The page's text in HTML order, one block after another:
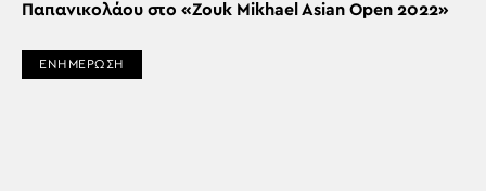
Παπανικολάου στο «Zouk Mikhael Asian Open 2022»
ΕΝΗΜΕΡΩΣΗ